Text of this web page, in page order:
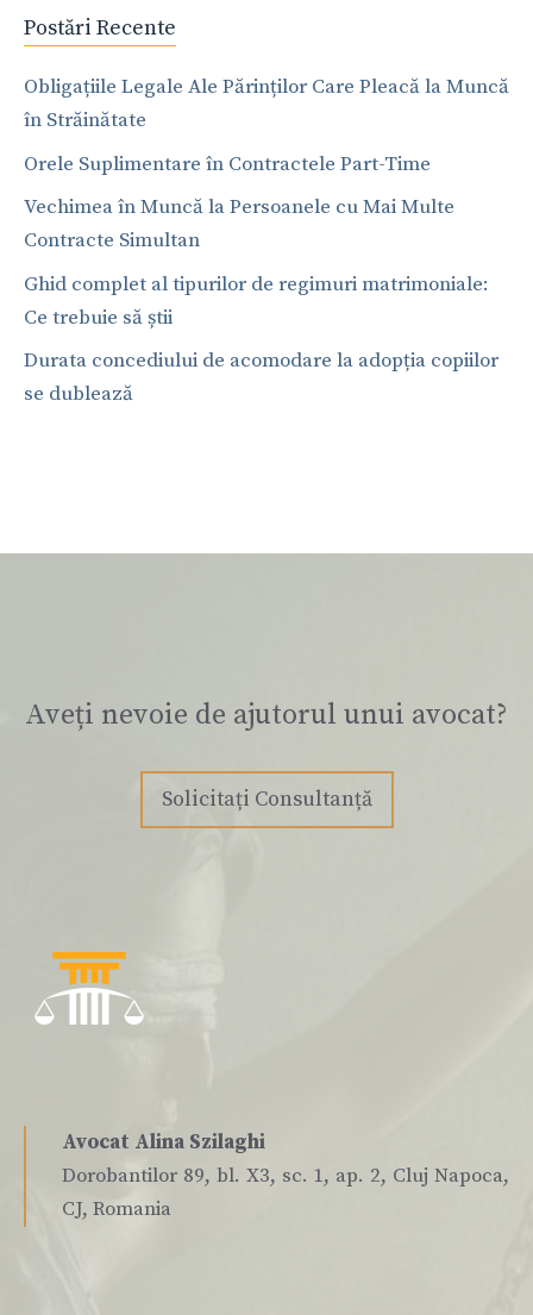
Postări Recente
Obligațiile Legale Ale Părinților Care Pleacă la Muncă
în Străinătate
Orele Suplimentare în Contractele Part-Time
Vechimea în Muncă la Persoanele cu Mai Multe
Contracte Simultan
Ghid complet al tipurilor de regimuri matrimoniale:
Ce trebuie să știi
Durata concediului de acomodare la adopția copiilor
se dublează
Aveți nevoie de ajutorul unui avocat?
Solicitați Consultanță
Avocat Alina Szilaghi
Dorobantilor 89, bl. X3, sc. 1, ap. 2, Cluj Napoca,
CJ, Romania